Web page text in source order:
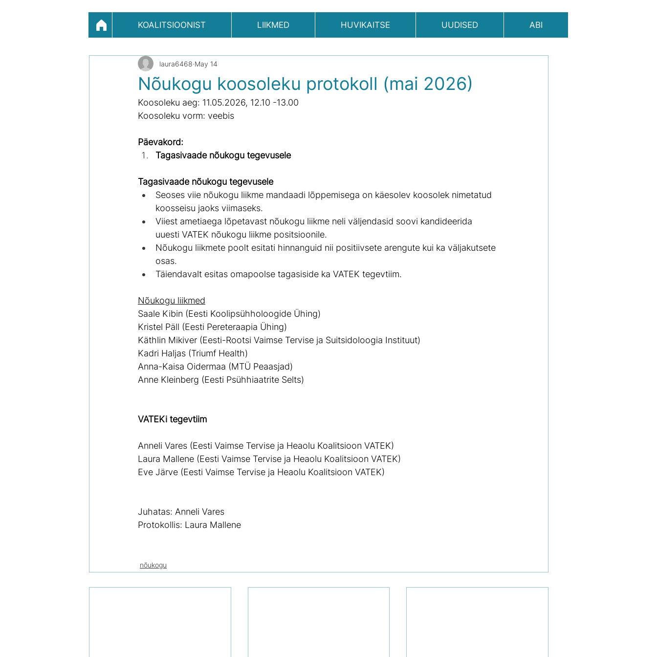
KOALITSIOONIST LIIKMED HUVIKAITSE UUDISED ABI
Nõukogu koosoleku protokoll (mai 2026)
laura6468 May 14
Koosoleku aeg: 11.05.2026, 12.10 -13.00
Koosoleku vorm: veebis
Päevakord:
Tagasivaade nõukogu tegevusele
Tagasivaade nõukogu tegevusele
Seoses viie nõukogu liikme mandaadi lõppemisega on käesolev koosolek nimetatud
koosseisu jaoks viimaseks.
Viiest ametiaega lõpetavast nõukogu liikme neli väljendasid soovi kandideerida
uuesti VATEK nõukogu liikme positsioonile.
Nõukogu liikmete poolt esitati hinnanguid nii positiivsete arengute kui ka väljakutsete
osas.
Täiendavalt esitas omapoolse tagasiside ka VATEK tegevtiim.
Nõukogu liikmed
Saale Kibin (Eesti Koolipsühholoogide Ühing)
Kristel Päll (Eesti Pereteraapia Ühing)
Käthlin Mikiver (Eesti-Rootsi Vaimse Tervise ja Suitsidoloogia Instituut)
Kadri Haljas (Triumf Health)
Anna-Kaisa Oidermaa (MTÜ Peaasjad)
Anne Kleinberg (Eesti Psühhiaatrite Selts)
VATEKi tegevtiim
Anneli Vares (Eesti Vaimse Tervise ja Heaolu Koalitsioon VATEK)
Laura Mallene (Eesti Vaimse Tervise ja Heaolu Koalitsioon VATEK)
Eve Järve (Eesti Vaimse Tervise ja Heaolu Koalitsioon VATEK)
Juhatas: Anneli Vares
Protokollis: Laura Mallene
nõukogu